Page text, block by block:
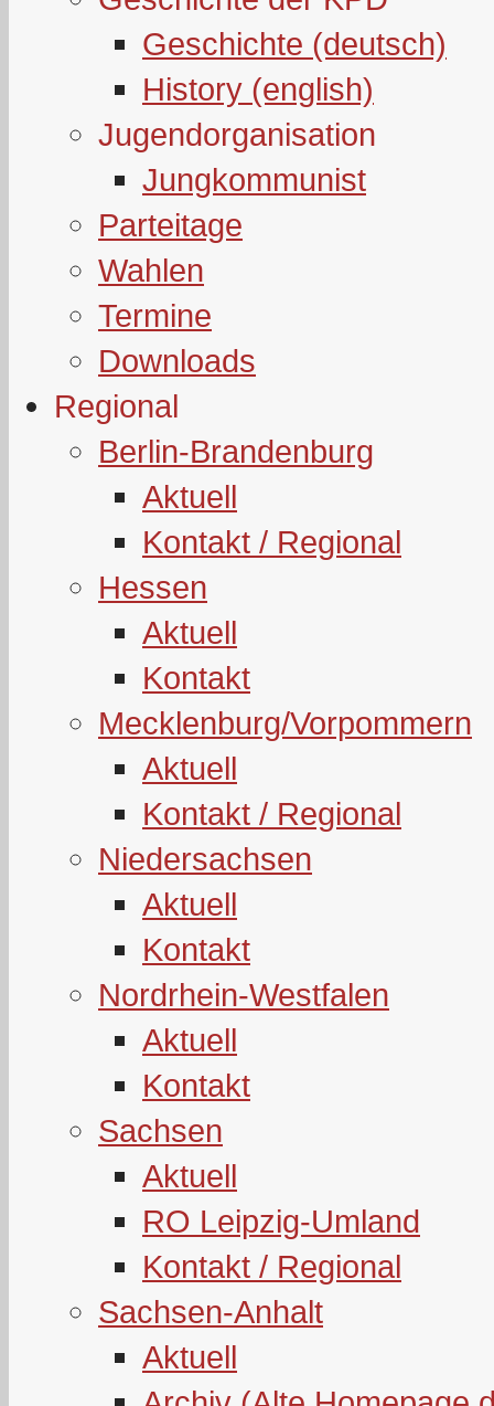
Geschichte (deutsch)
History (english)
Jugendorganisation
Jungkommunist
Parteitage
Wahlen
Termine
Downloads
Regional
Berlin-Brandenburg
Aktuell
Kontakt / Regional
Hessen
Aktuell
Kontakt
Mecklenburg/Vorpommern
Aktuell
Kontakt / Regional
Niedersachsen
Aktuell
Kontakt
Nordrhein-Westfalen
Aktuell
Kontakt
Sachsen
Aktuell
RO Leipzig-Umland
Kontakt / Regional
Sachsen-Anhalt
Aktuell